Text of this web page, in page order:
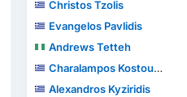
Christos Tzolis
Evangelos Pavlidis
Andrews Tetteh
Charalampos Kostoulas
Alexandros Kyziridis